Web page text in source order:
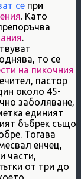
се при
. Като
.
то се
на пикочния
пастор
около 45-
заболяване,
единият
бъбрек също
Тогава
енчец,
части,
от три до